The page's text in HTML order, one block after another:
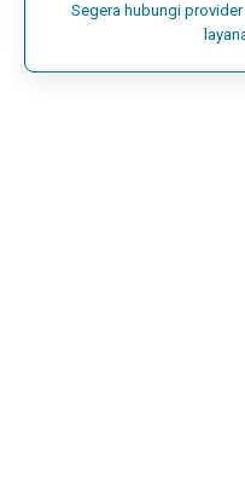
Segera hubungi